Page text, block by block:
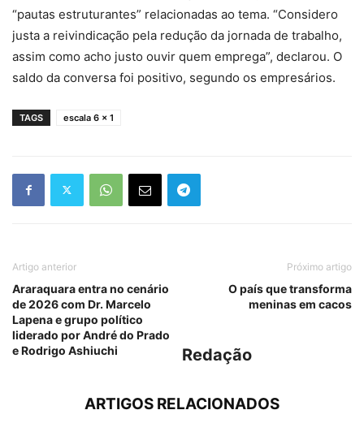
“pautas estruturantes” relacionadas ao tema. “Considero
justa a reivindicação pela redução da jornada de trabalho,
assim como acho justo ouvir quem emprega”, declarou. O
saldo da conversa foi positivo, segundo os empresários.
TAGS escala 6 x 1
Artigo anterior
Araraquara entra no cenário
de 2026 com Dr. Marcelo
Lapena e grupo político
liderado por André do Prado
e Rodrigo Ashiuchi
Próximo artigo
O país que transforma
meninas em cacos
Redação
ARTIGOS RELACIONADOS